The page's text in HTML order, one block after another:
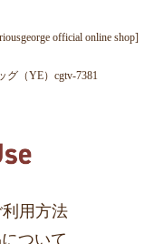
official online shop]
グ（YE）cgtv-7381
利用方法
ついて